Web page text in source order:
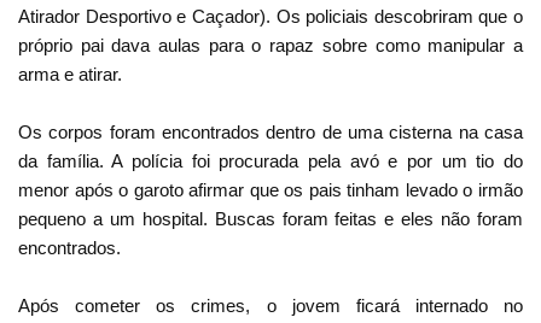
Atirador Desportivo e Caçador). Os policiais descobriram que o
próprio pai dava aulas para o rapaz sobre como manipular a
arma e atirar.
Os corpos foram encontrados dentro de uma cisterna na casa
da família. A polícia foi procurada pela avó e por um tio do
menor após o garoto afirmar que os pais tinham levado o irmão
pequeno a um hospital. Buscas foram feitas e eles não foram
encontrados.
Após cometer os crimes, o jovem ficará internado no